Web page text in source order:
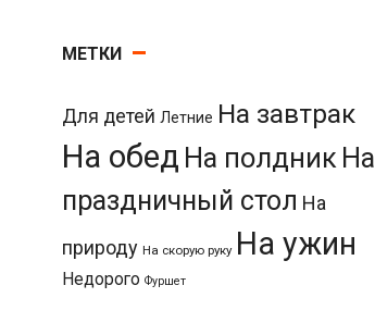
МЕТКИ
Для детей Летние На завтрак
На обед На полдник На
праздничный стол На
природу На скорую руку На ужин
Недорого Фуршет